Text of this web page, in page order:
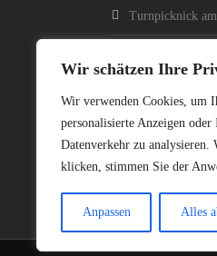
Wir schätzen Ihre
Wir verwenden Cookies, um
personalisierte Anzeigen oder
Datenverkehr zu analysieren.
klicken, stimmen Sie der
Anpassen Alles
Turnpicknick
Neue
Einladung zur